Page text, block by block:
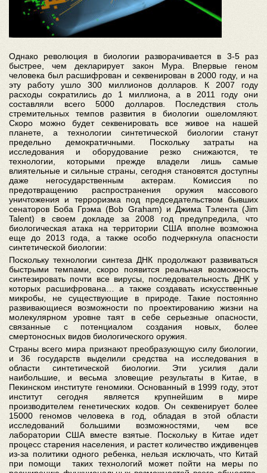
Однако революция в биологии разворачивается в 3-5 раз
быстрее, чем декларирует закон Мура. Впервые геном
человека был расшифрован и секвенирован в 2000 году, и на
эту работу ушло 300 миллионов долларов. К 2007 году
расходы сократились до 1 миллиона, а в 2011 году они
составляли всего 5000 долларов. Последствия столь
стремительных темпов развития в биологии ошеломляют.
Скоро можно будет секвенировать все живое на нашей
планете, а технологии синтетической биологии станут
предельно демократичными. Поскольку затраты на
исследования и оборудование резко снижаются, те
технологии, которыми прежде владели лишь самые
влиятельные и сильные страны, сегодня становятся доступны
даже негосударственным актерам. Комиссия по
предотвращению распространения оружия массового
уничтожения и терроризма под председательством бывших
сенаторов Боба Грэма (Bob Graham) и Джима Тэлента (Jim
Talent) в своем докладе за 2008 год предупредила, что
биологическая атака на территории США вполне возможна
еще до 2013 года, а также особо подчеркнула опасности
синтетической биологии:
Поскольку технологии синтеза ДНК продолжают развиваться
быстрыми темпами, скоро появится реальная возможность
синтезировать почти все вирусы, последовательность ДНК у
которых расшифрована… а также создавать искусственные
микробы, не существующие в природе. Такие постоянно
развивающиеся возможности по проектированию жизни на
молекулярном уровне таят в себе серьезные опасности,
связанные с потенциалом создания новых, более
смертоносных видов биологического оружия.
Страны всего мира признают преобразующую силу биологии,
и 36 государств выделили средства на исследования в
области синтетической биологии. Эти усилия дали
наибольшие, и весьма зловещие результаты в Китае, в
Пекинском институте геномики. Основанный в 1999 году, этот
институт сегодня является крупнейшим в мире
производителем генетических кодов. Он секвенирует более
15000 геномов человека в год, обладая в этой области
исследований большими возможностями, чем все
лаборатории США вместе взятые. Поскольку в Китае идет
процесс старения населения, и растет количество иждивенцев
из-за политики одного ребенка, нельзя исключать, что Китай
при помощи таких технологий может пойти на меры по